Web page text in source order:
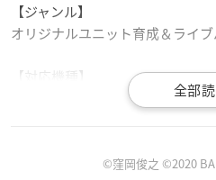
【ジャンル】
オリジナルユニット育成＆ライ
【対応機種】
©窪岡俊之 ©2020